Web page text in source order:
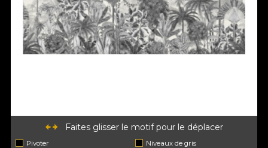
Faites glisser le motif pour le déplacer
Pivoter
Niveaux de gris